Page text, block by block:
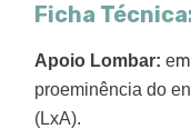
Ficha
Apoio Lombar: e
proeminência do
(LxA).